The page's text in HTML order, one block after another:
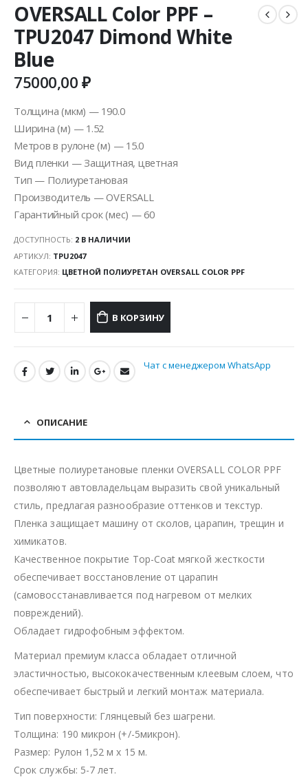
OVERSALL Color PPF –
TPU2047 Dimond White
Blue
75000,00₽
Толщина (мкм) — 190.0
Ширина (м) — 1.52
Метров в рулоне (м) — 15.0
Вид пленки — Защитная, цветная
Тип — Полиуретановая
Производитель — OVERSALL
Гарантийный срок (мес) — 60
ДОСТУПНОСТЬ: 2 В НАЛИЧИИ
АРТИКУЛ: TPU2047
КАТЕГОРИЯ: ЦВЕТНОЙ ПОЛИУРЕТАН OVERSALL COLOR PPF
В КОРЗИНУ
Чат с менеджером WhatsApp
ОПИСАНИЕ
Цветные полиуретановые пленки OVERSALL COLOR PPF
позволяют автовладельцам выразить свой уникальный
стиль, предлагая разнообразие оттенков и текстур.
Пленка защищает машину от сколов, царапин, трещин и
химикатов.
Качественное покрытие Top-Coat мягкой жесткости
обеспечивает восстановление от царапин
(самовосстанавливается под нагревом от мелких
повреждений).
Обладает гидрофобным эффектом.
Материал премиум класса обладает отличной
эластичностью, высококачественным клеевым слоем, что
обеспечивает быстрый и легкий монтаж материала.
Тип поверхности: Глянцевый без шагрени.
Толщина: 190 микрон (+/-5микрон).
Размер: Рулон 1,52 м х 15 м.
Срок службы: 5-7 лет.